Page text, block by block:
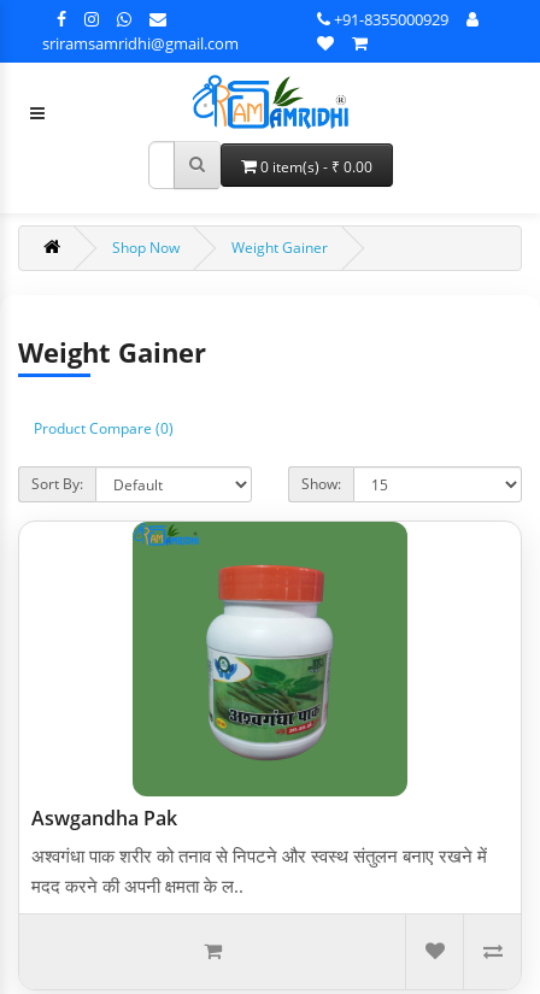
sriramsamridhi@gmail.com
+91-8355000929
0 item(s) - ₹ 0.00
Shop Now Weight Gainer
Weight Gainer
Product Compare (0)
Sort By: Show:
Aswgandha Pak
अश्वगंधा पाक शरीर को तनाव से निपटने और स्वस्थ संतुलन बनाए रखने में
मदद करने की अपनी क्षमता के ल..